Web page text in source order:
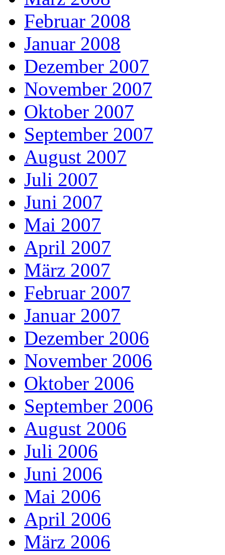
Februar 2008
Januar 2008
Dezember 2007
November 2007
Oktober 2007
September 2007
August 2007
Juli 2007
Juni 2007
Mai 2007
April 2007
März 2007
Februar 2007
Januar 2007
Dezember 2006
November 2006
Oktober 2006
September 2006
August 2006
Juli 2006
Juni 2006
Mai 2006
April 2006
März 2006